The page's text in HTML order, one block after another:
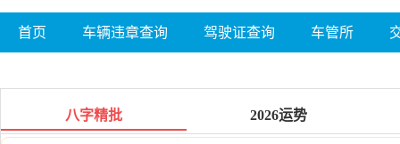
首页 车辆违章查询 驾驶证查询 车管所
八字精批 2026运势